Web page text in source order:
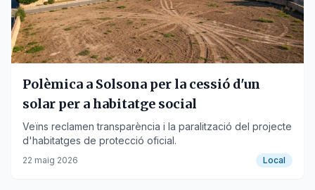
Polèmica a Solsona per la cessió d'un
solar per a habitatge social
Veïns reclamen transparència i la paralització del projecte
d'habitatges de protecció oficial.
22 maig 2026 Local